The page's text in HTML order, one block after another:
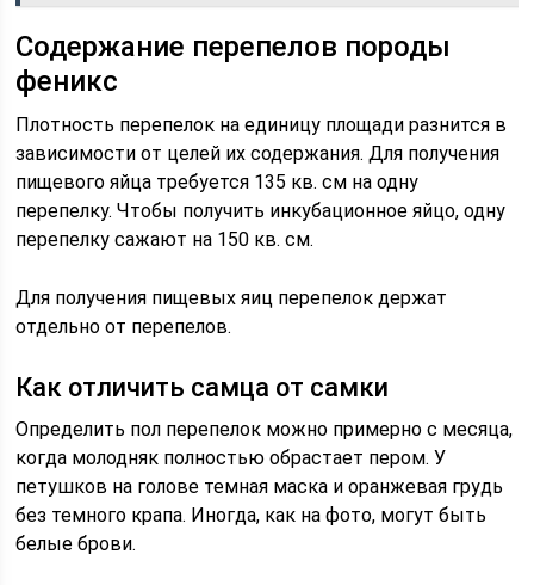
Содержание перепелов породы
феникс
Плотность перепелок на единицу площади разнится в
зависимости от целей их содержания. Для получения
пищевого яйца требуется 135 кв. см на одну
перепелку. Чтобы получить инкубационное яйцо, одну
перепелку сажают на 150 кв. см.
Для получения пищевых яиц перепелок держат
отдельно от перепелов.
Как отличить самца от самки
Определить пол перепелок можно примерно с месяца,
когда молодняк полностью обрастает пером. У
петушков на голове темная маска и оранжевая грудь
без темного крапа. Иногда, как на фото, могут быть
белые брови.